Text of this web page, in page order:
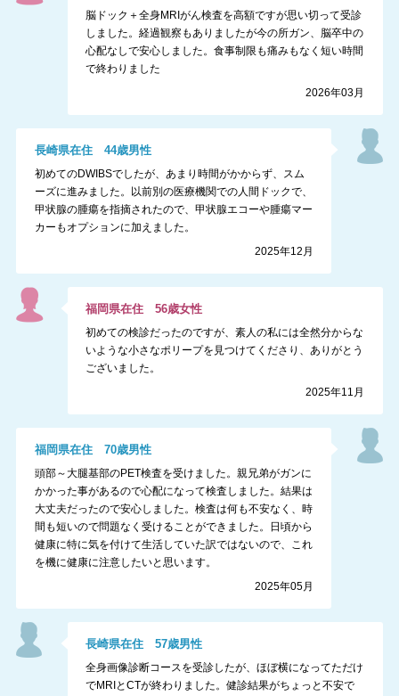
脳ドック＋全身MRIがん検査を高額ですが思い切って受診
しました。経過観察もありましたが今の所ガン、脳卒中の
心配なしで安心しました。食事制限も痛みもなく短い時間
で終わりました
2026年03月
長崎県在住 44歳男性
初めてのDWIBSでしたが、あまり時間がかからず、スム
ーズに進みました。以前別の医療機関での人間ドックで、
甲状腺の腫瘍を指摘されたので、甲状腺エコーや腫瘍マー
カーもオプションに加えました。
2025年12月
福岡県在住56歳女性
初めての検診だったのですが、素人の私には全然分からな
いような小さなポリープを見つけてくださり、ありがとう
ございました。
2025年11月
福岡県在住 70歳男性
頭部～大腿基部のPET検査を受けました。親兄弟がガンに
かかった事があるので心配になって検査しました。結果は
大丈夫だったので安心しました。検査は何も不安なく、時
間も短いので問題なく受けることができました。日頃から
健康に特に気を付けて生活していた訳ではないので、これ
を機に健康に注意したいと思います。
2025年05月
長崎県在住57歳男性
全身画像診断コースを受診したが、ほぼ横になってただけ
でMRIとCTが終わりました。健診結果がちょっと不安で